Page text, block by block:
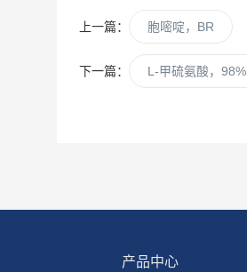
上一篇： 胞嘧啶，BR
下一篇： L-甲硫氨酸，98%
产品中心